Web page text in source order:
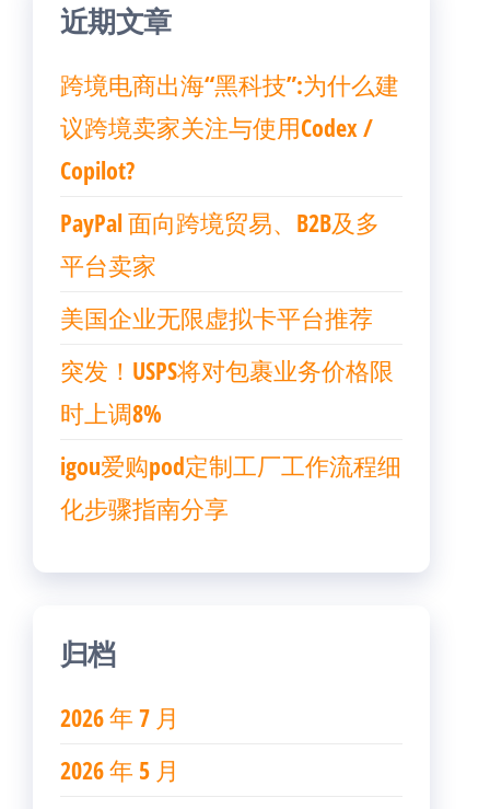
近期文章
跨境电商出海“黑科技”:为什么建
议跨境卖家关注与使用Codex /
Copilot?
PayPal 面向跨境贸易、B2B及多
平台卖家
美国企业无限虚拟卡平台推荐
突发！USPS将对包裹业务价格限
时上调8%
igou爱购pod定制工厂工作流程细
化步骤指南分享
归档
2026 年 7 月
2026 年 5 月